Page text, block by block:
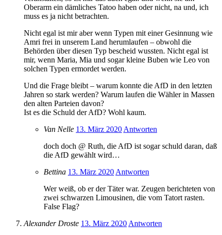
Oberarm ein dämliches Tatoo haben oder nicht, na und, ich
muss es ja nicht betrachten.
Nicht egal ist mir aber wenn Typen mit einer Gesinnung wie
Amri frei in unserem Land herumlaufen – obwohl die
Behörden über diesen Typ bescheid wussten. Nicht egal ist
mir, wenn Maria, Mia und sogar kleine Buben wie Leo von
solchen Typen ermordet werden.
Und die Frage bleibt – warum konnte die AfD in den letzten
Jahren so stark werden? Warum laufen die Wähler in Massen
den alten Parteien davon?
Ist es die Schuld der AfD? Wohl kaum.
Van Nelle 13. März 2020 Antworten
doch doch @ Ruth, die AfD ist sogar schuld daran, daß
die AfD gewählt wird…
Bettina 13. März 2020 Antworten
Wer weiß, ob er der Täter war. Zeugen berichteten von
zwei schwarzen Limousinen, die vom Tatort rasten.
False Flag?
Alexander Droste 13. März 2020 Antworten